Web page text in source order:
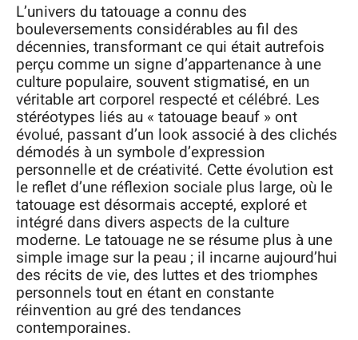
L’univers du tatouage a connu des
bouleversements considérables au fil des
décennies, transformant ce qui était autrefois
perçu comme un signe d’appartenance à une
culture populaire, souvent stigmatisé, en un
véritable art corporel respecté et célébré. Les
stéréotypes liés au « tatouage beauf » ont
évolué, passant d’un look associé à des clichés
démodés à un symbole d’expression
personnelle et de créativité. Cette évolution est
le reflet d’une réflexion sociale plus large, où le
tatouage est désormais accepté, exploré et
intégré dans divers aspects de la culture
moderne. Le tatouage ne se résume plus à une
simple image sur la peau ; il incarne aujourd’hui
des récits de vie, des luttes et des triomphes
personnels tout en étant en constante
réinvention au gré des tendances
contemporaines.